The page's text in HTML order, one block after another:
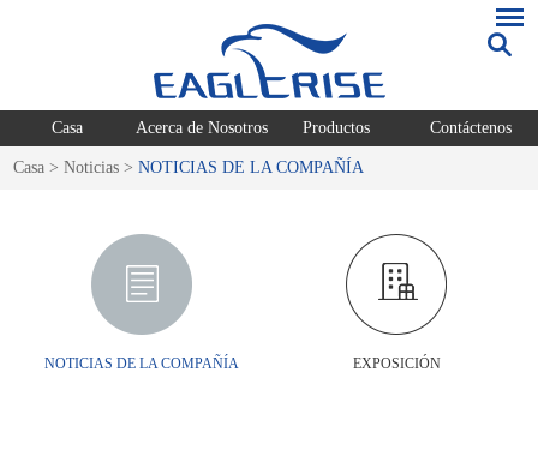
Casa Acerca de Nosotros Productos Contáctenos
Casa >Noticias >NOTICIAS DE LA COMPAÑÍA
NOTICIAS DE LA COMPAÑÍA EXPOSICIÓN